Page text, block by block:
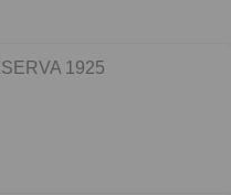
ayuda a integrar los aromas
1925